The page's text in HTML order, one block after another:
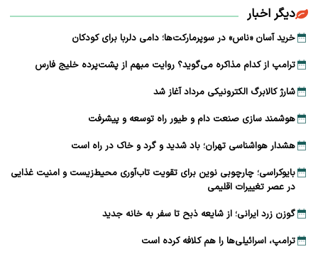
دیگر اخبار
خرید آسان «ناس» در سوپرمارکت‌ها؛ دامی دلربا برای کودکان
ترامپ از کدام مذاکره می‌گوید؟ روایت مبهم از پشت‌پرده خلیج فارس
شارژ کالابرگ الکترونیکی مرداد آغاز شد
هوشمند سازی صنعت دام و طیور راه توسعه و پیشرفت
هشدار هواشناسی تهران؛ باد شدید و گرد و خاک در راه است
بایوکراسی؛ چارچوبی نوین برای تقویت تاب‌آوری محیط‌زیست و امنیت غذایی
در عصر تغییرات اقلیمی
گوزن زرد ایرانی؛ از شایعه ذبح تا سفر به خانه جدید
ترامپ، اسرائیلی‌ها را هم کلافه کرده است